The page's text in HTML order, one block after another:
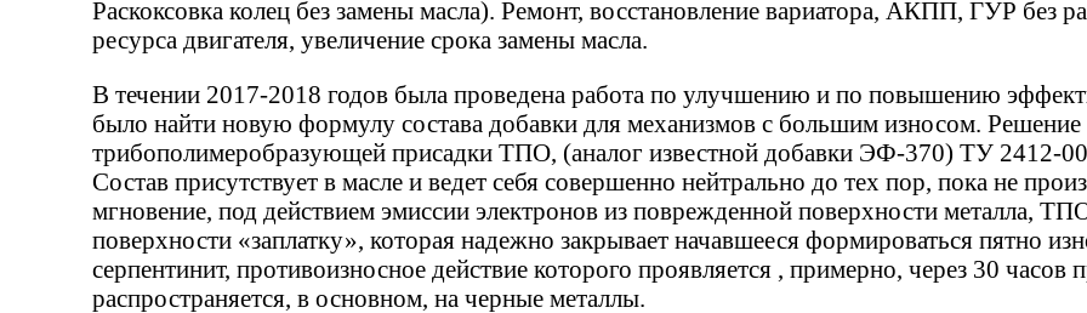
Раскоксовка колец без замены масла). Ремонт, восстановление вариатора, АКПП, ГУР без
ресурса двигателя, увеличение срока замены масла.
В течении 2017-2018 годов была проведена работа по улучшению и по повышению
было найти новую формулу состава добавки для механизмов с большим износом.
трибополимеробразующей присадки ТПО, (аналог известной добавки ЭФ-370) ТУ 2412-
Состав присутствует в масле и ведет себя совершенно нейтрально до тех пор, пока не
мгновение, под действием эмиссии электронов из поврежденной поверхности металла,
поверхности «заплатку», которая надежно закрывает начавшееся формироваться пятно
серпентинит, противоизносное действие которого проявляется , примерно, через 30 часов
распространяется, в основном, на черные металлы.